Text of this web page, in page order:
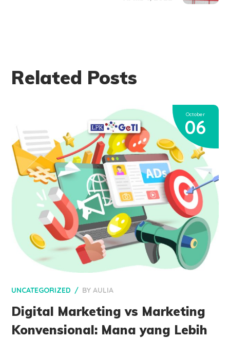
Related Posts
October
06
UNCATEGORIZED BYAULIA
Digital Marketing vs Marketing
Konvensional: Mana yang Lebih